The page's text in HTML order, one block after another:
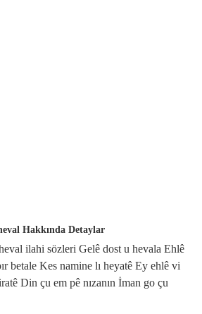
Hakkında Detaylar
ilahi sözleri Gelê dost u hevala Ehlê
betale Kes namine lı heyatê Ey ehlê vi
Din çu em pê nızanın İman go çu